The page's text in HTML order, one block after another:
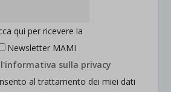
qui per ricevere la
Newsletter MAMI
l'informativa sulla privacy
al trattamento dei miei dati